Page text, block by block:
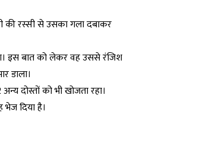
की रस्सी से उसका गला दबाकर
इस बात को लेकर वह उससे रंजिश
डाला।
दोस्तों को भी खोजता रहा।
दिया है।